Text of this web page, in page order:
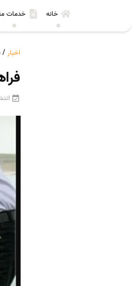
خانه خدمات
اخبار /